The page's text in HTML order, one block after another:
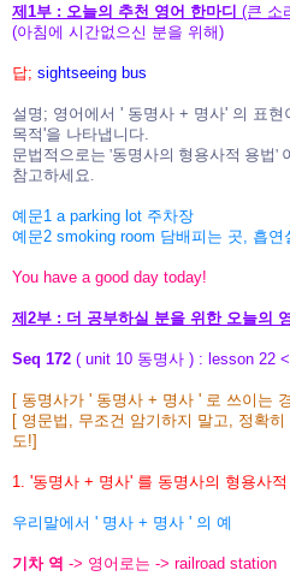
제1부 : 오늘의 추천 영어 한마디 (큰 소
(아침에 시간없으신 분을 위해)
답; sightseeing bus
설명; 영어에서 ' 동명사 + 명사' 의 표현
목적'을 나타냅니다.
문법적으로는 '동명사의 형용사적 용법'
참고하세요.
예문1 a parking lot 주차장
예문2 smoking room 담배피는 곳, 흡연
You have a good day today!
제2부 : 더 공부하실 분을 위한 오늘의
Seq 172 ( unit 10 동명사 ) : lesson 22
[ 동명사가 ' 동명사 + 명사 ' 로 쓰이는
[ 영문법, 무조건 암기하지 말고, 정확
도!]
1. '동명사 + 명사' 를 동명사의 형용사
우리말에서 ' 명사 + 명사 ' 의 예
기차 역 -> 영어로는 -> railroad station